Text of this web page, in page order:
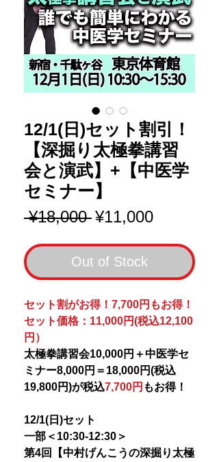
12/1(日)セット割引！
【深掘り太極拳講習
会と演武】+【中医学
セミナー】
¥18,000 Regular
¥11,000Sale
Out of Stock
セット割がお得！7,700円もお得！
セット価格：11,000円(税込12,100
円）
太極拳講習会10,000円＋中医学セ
ミナー8,000円＝18,000円(税込
19,800円)が税込7,700円 もお得！
12/1(日)セット
一部＜10:30-12:30＞
第4回【中村げんこうの深掘り太極